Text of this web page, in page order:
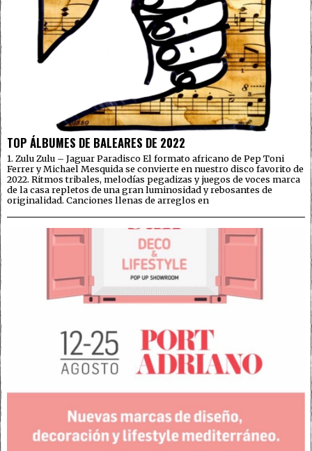
TOP ÁLBUMES DE BALEARES DE 2022
1. Zulu Zulu – Jaguar Paradisco El formato africano de Pep Toni
Ferrer y Michael Mesquida se convierte en nuestro disco favorito de
2022. Ritmos tribales, melodías pegadizas y juegos de voces marca
de la casa repletos de una gran luminosidad y rebosantes de
originalidad. Canciones llenas de arreglos en